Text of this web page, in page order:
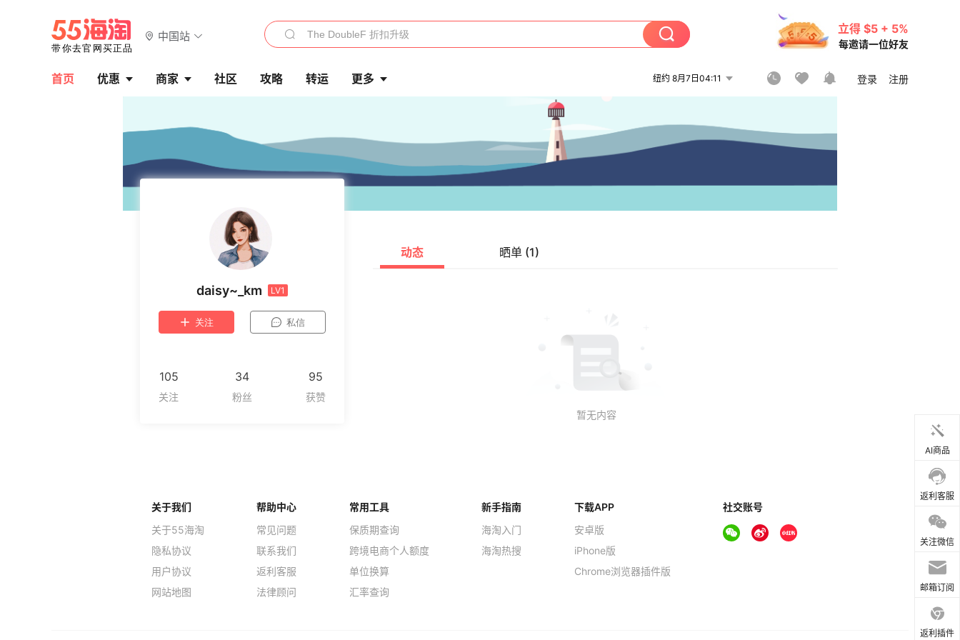
中国站
立得 $5 + 5%
每邀请一位好友
首页 优惠 商家 社区 攻略 转运 更多 纽约 8月7日04:11 登录 注册
daisy~_km LV1
关注 私信
105 34 95
动态 晒单 (1)
AI商品
返利客服
关注微信
邮箱订阅
返利插件
关于我们
关于55海淘
隐私协议
用户协议
网站地图
帮助中心
常见问题
联系我们
返利客服
法律顾问
常用工具
保质期查询
跨境电商个人额度
单位换算
汇率查询
新手指南
海淘入门
海淘热搜
下载APP
安卓版
iPhone版
Chrome浏览器插件版
社交账号